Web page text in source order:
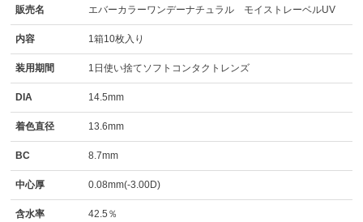
販売名 エバーカラーワンデーナチュラル モイストレーベルUV
内容 1箱10枚入り
装用期間 1日使い捨てソフトコンタクトレンズ
DIA 14.5mm
着色直径 13.6mm
BC 8.7mm
中心厚 0.08mm(-3.00D)
含水率 42.5％